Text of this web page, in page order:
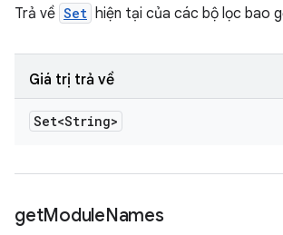
Trả về Set hiện tại của các bộ lọc bao
Giá trị trả về
Set<String>
getModuleNames